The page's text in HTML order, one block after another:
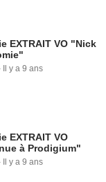
EXTRAIT VO "Nick
Il y a 9 ans
EXTRAIT VO
à Prodigium"
Il y a 9 ans